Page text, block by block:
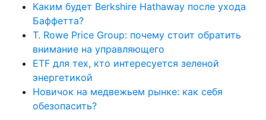
Каким будет Berkshire Hathaway после ухода
Баффетта?
T. Rowe Price Group: почему стоит обратить
внимание на управляющего
ETF для тех, кто интересуется зеленой
энергетикой
Новичок на медвежьем рынке: как себя
обезопасить?